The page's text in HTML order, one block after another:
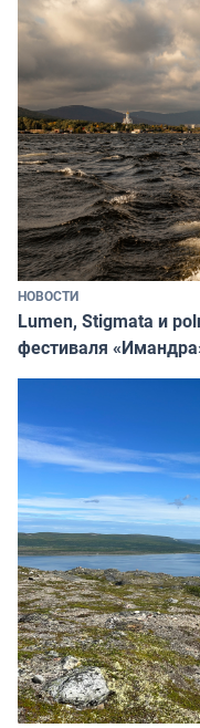
НОВОСТИ
Lumen, Stigmata и
фестиваля